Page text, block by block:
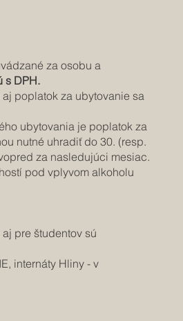
za osobu a
s DPH.
poplatok za ubytovanie sa
ubytovania je poplatok za
nutné uhradiť do 30. (resp.
za nasledujúci mesiac.
pod vplyvom alkoholu
pre študentov sú
internáty Hliny - v